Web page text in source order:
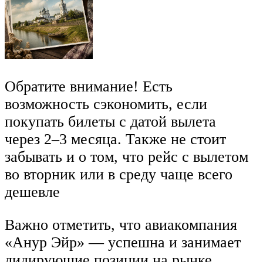
Обратите внимание! Есть
возможность сэкономить, если
покупать билеты с датой вылета
через 2–3 месяца. Также не стоит
забывать и о том, что рейс с вылетом
во вторник или в среду чаще всего
дешевле
Важно отметить, что авиакомпания
«Анур Эйр» — успешна и занимает